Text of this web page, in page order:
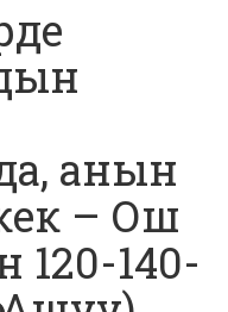
анын
– Ош
120-140-